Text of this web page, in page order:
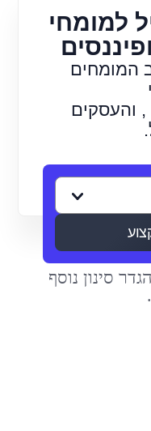
למומחי
המומחים
, והעסקים
סינון נוסף